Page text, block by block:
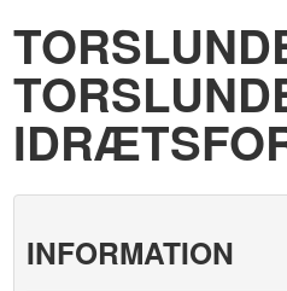
INFORMATION